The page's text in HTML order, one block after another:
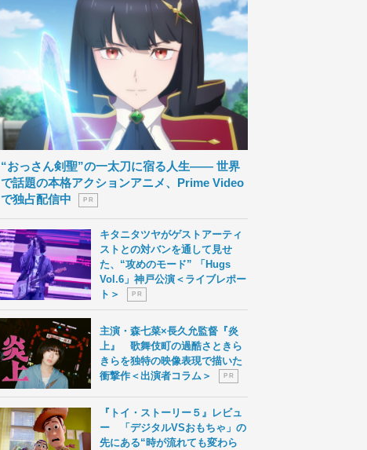
“おっさん剣聖”の一太刀に宿る人生―― 世界
で話題の本格アクションアニメ、Prime Video
で独占配信中
P R
キタニタツヤがゲストアーティ
ストとの対バンを通して見せ
た、“攻めのモード” 「Hugs
Vol.6」神戸公演＜ライブレポー
ト＞
P R
主演・森七菜×長久允監督『炎
上』 歌舞伎町の過酷さときら
きらを独特の映像表現で描いた
衝撃作＜出演者コラム＞
P R
『トイ・ストーリー５』レビュ
ー 「デジタルVSおもちゃ」の
先にある“時が流れても変わら